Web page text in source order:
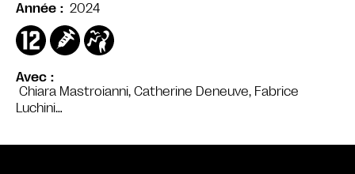
Avec
Chiara Mastroianni, Catherine Deneuve, Fabrice
Luchini…
Année
2024